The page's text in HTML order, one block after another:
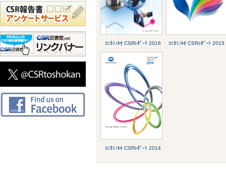
ｺﾆｶﾐﾉﾙﾀ CSRﾚﾎﾟｰﾄ 2016 ｺﾆｶﾐﾉﾙﾀ CSRﾚﾎﾟｰﾄ 2015
ｺﾆｶﾐﾉﾙﾀ CSRﾚﾎﾟｰﾄ 2014